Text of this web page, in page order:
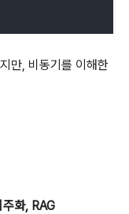
만, 비동기를 이해한
화, RAG